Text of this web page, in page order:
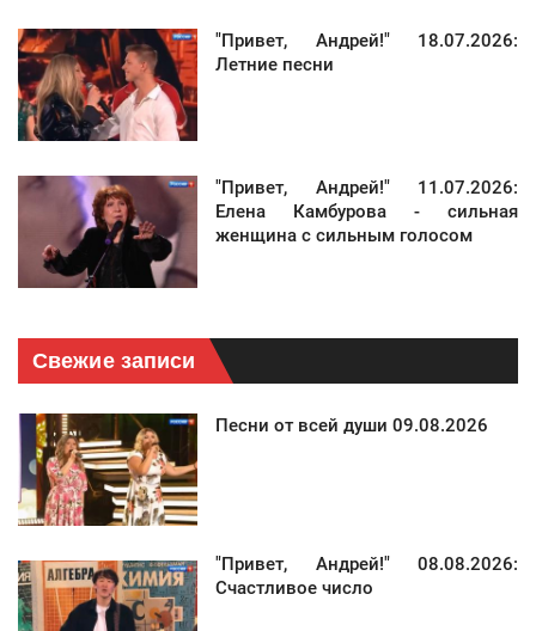
Свежие записи
Песни от всей души 09.08.2026
"Привет, Андрей!" 08.08.2026:
Счастливое число
"Привет, Андрей!" 18.07.2026:
Летние песни
"Привет, Андрей!" 11.07.2026:
Елена Камбурова - сильная
женщина с сильным голосом